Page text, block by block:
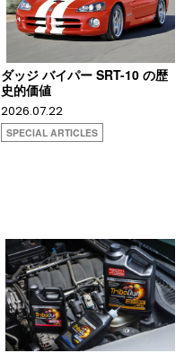
ダッジ バイパー SRT-10 の歴
史的価値
2026.07.22
SPECIAL ARTICLES